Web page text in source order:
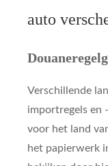
auto
Verschillende
importregels en
voor het land
het papierwerk